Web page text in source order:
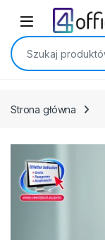
Skip to navigation
Skip to content
Szukaj:
Strona główna